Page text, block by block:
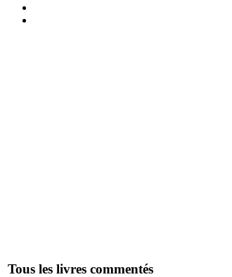
Tous les livres commentés